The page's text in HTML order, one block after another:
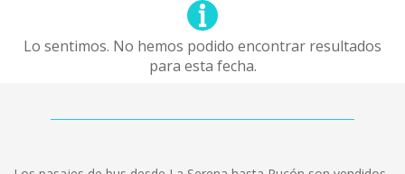
Lo sentimos. No hemos podido encontrar resultados
para esta fecha.